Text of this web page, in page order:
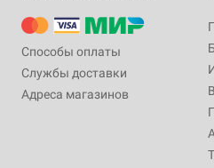
Способы оплаты
Службы доставки
Адреса магазинов